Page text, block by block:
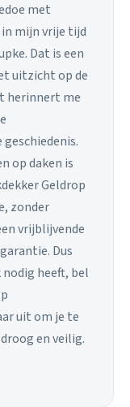
met
in mijn vrije tijd
Dat is een
uitzicht op de
herinnert me
op daken is
Geldrop
zonder
vrijblijvende
Dus
heeft, bel
uit om je te
en veilig.